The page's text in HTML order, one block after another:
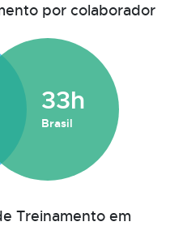
por colaborador
33h
Brasil
Treinamento em